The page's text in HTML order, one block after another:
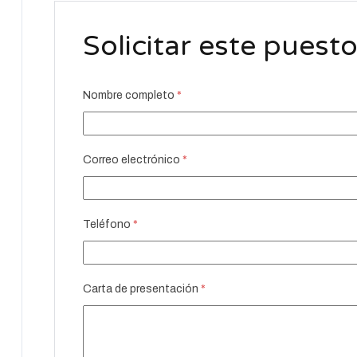
Solicitar este puesto
Nombre completo *
Correo electrónico *
Teléfono *
Carta de presentación *